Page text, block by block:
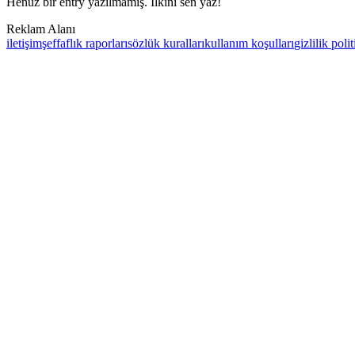
Reklam Alanı
iletişimşeffaflık raporlarısözlük kurallarıkullanım koşullarıgizlilik